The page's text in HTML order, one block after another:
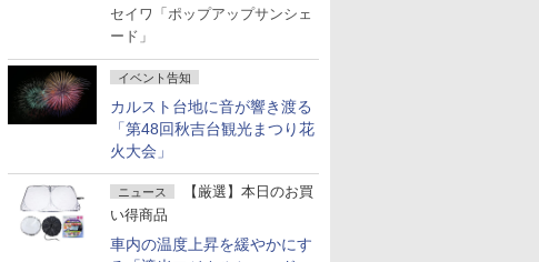
セイワ「ポップアップサンシェ
ード」
イベント告知
カルスト台地に音が響き渡る
「第48回秋吉台観光まつり花
火大会」
ニュース
【厳選】本日のお買
い得商品
車内の温度上昇を緩やかにす